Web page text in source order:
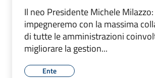
Il neo Presidente Michele Milazzo:
impegneremo con la massima
di tutte le amministrazioni
migliorare la gestion...
Ente